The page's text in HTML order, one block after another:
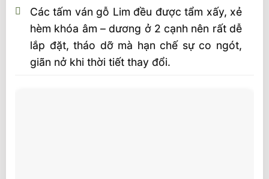
Các tấm ván gỗ Lim đều được tẩm xấy, xẻ
hèm khóa âm – dương ở 2 cạnh nên rất dễ
lắp đặt, tháo dỡ mà hạn chế sự co ngót,
giãn nở khi thời tiết thay đổi.